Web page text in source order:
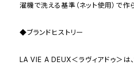
濯機で洗える基準（ネット使用）で作
◆ブランドヒストリー
LA VIE A DEUX＜ラヴィアドゥ＞は